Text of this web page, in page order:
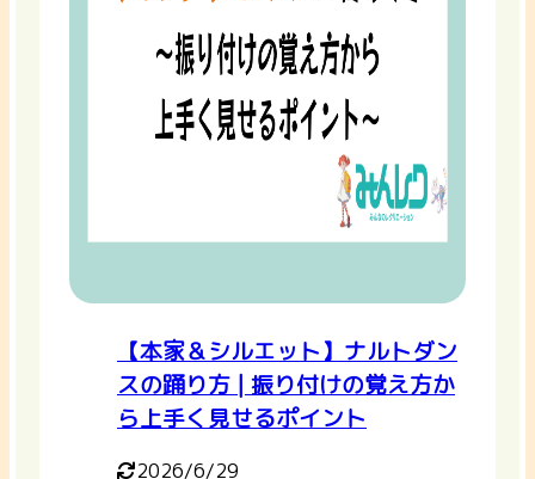
【本家＆シルエット】ナルトダン
スの踊り方 | 振り付けの覚え方か
ら上手く見せるポイント
2026/6/29